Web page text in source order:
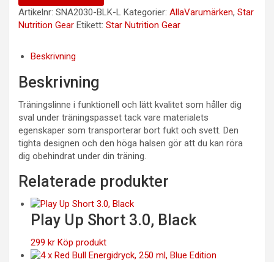
Artikelnr: SNA2030-BLK-L Kategorier: AllaVarumärken, Star
Nutrition Gear Etikett: Star Nutrition Gear
Beskrivning
Beskrivning
Träningslinne i funktionell och lätt kvalitet som håller dig
sval under träningspasset tack vare materialets
egenskaper som transporterar bort fukt och svett. Den
tighta designen och den höga halsen gör att du kan röra
dig obehindrat under din träning.
Relaterade produkter
Play Up Short 3.0, Black
299 kr Köp produkt